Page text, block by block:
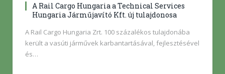
A Rail Cargo Hungaria a Technical Services
Hungaria Járműjavító Kft. új tulajdonosa
A Rail Cargo Hungaria Zrt. 100 százalékos tulajdonába
került a vasúti járművek karbantartásával, fejlesztésével
és…